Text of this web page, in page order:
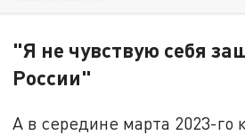
"Я не чувствую себя
России"
А в середине марта 2023-го